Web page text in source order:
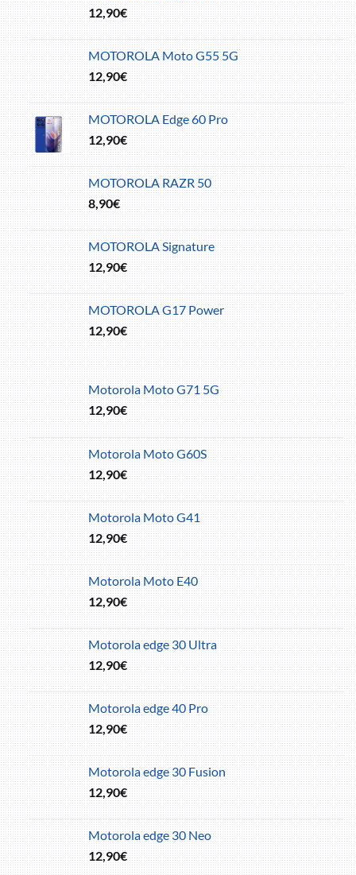
12,90€
MOTOROLA Moto G55 5G
12,90€
MOTOROLA Edge 60 Pro
12,90€
MOTOROLA RAZR 50
8,90€
MOTOROLA Signature
12,90€
MOTOROLA G17 Power
12,90€
Motorola Moto G71 5G
12,90€
Motorola Moto G60S
12,90€
Motorola Moto G41
12,90€
Motorola Moto E40
12,90€
Motorola edge 30 Ultra
12,90€
Motorola edge 40 Pro
12,90€
Motorola edge 30 Fusion
12,90€
Motorola edge 30 Neo
12,90€